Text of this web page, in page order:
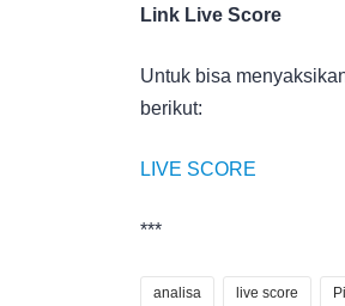
Link Live Score
Untuk bisa
berikut:
LIVE SCORE
***
analisa live score